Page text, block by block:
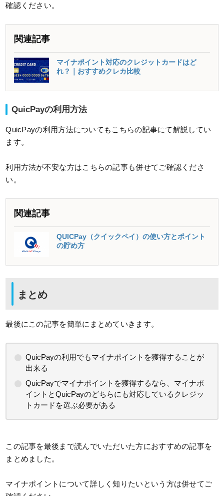
確認ください。
関連記事
マイナポイント対応のクレジットカードはど
れ？｜おすすめクレカ比較
QuicPayの利用方法
QuicPayの利用方法についてもこちらの記事にて解説してい
ます。
利用方法が不安な方はこちらの記事も併せてご確認くださ
い。
関連記事
QUICPay（クイックペイ）の使い方とポイント
の貯め方
まとめ
最後にこの記事を簡単にまとめていきます。
QuicPayの利用でもマイナポイントを獲得することが
出来る
QuicPayでマイナポイントを獲得するなら、マイナポ
イントとQuicPayのどちらにも対応しているクレジッ
トカードを選ぶ必要がある
この記事を最後まで読んでいただいた方におすすめの記事を
まとめました。
マイナポイントについて詳しく知りたいという方は併せてご